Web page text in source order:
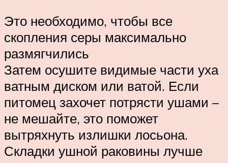
Это необходимо, чтобы все
скопления серы максимально
размягчились
Затем осушите видимые части уха
ватным диском или ватой. Если
питомец захочет потрясти ушами –
не мешайте, это поможет
вытряхнуть излишки лосьона.
Складки ушной раковины лучше